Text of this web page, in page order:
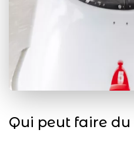
Qui peut faire du